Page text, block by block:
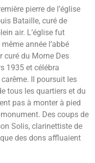
pierre de l’église
Bataille, curé de
air. L’église fut
année l’abbé
curé du Morne Des
1935 et célébra
Il poursuit les
tous les quartiers et du
pas à monter à pied
Des coups de
Solis, clarinettiste de
des dons affluaient